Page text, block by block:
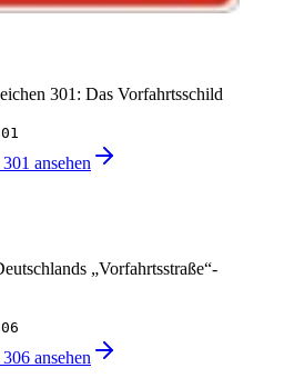
301: Das Vorfahrtsschild
ansehen
„Vorfahrtsstraße“-
ansehen